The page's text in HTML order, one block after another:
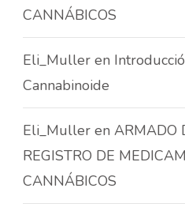
CANNÁBICOS
Eli_Muller en
Cannabinoide
Eli_Muller en ARMADO
REGISTRO DE
CANNÁBICOS